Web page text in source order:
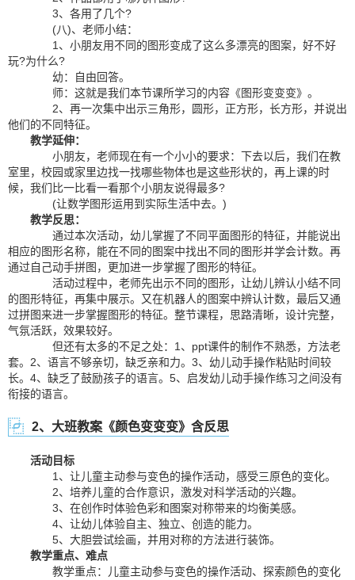
3、各用了几个?
(八)、老师小结：
1、小朋友用不同的图形变成了这么多漂亮的图案，好不好
玩?为什么?
幼：自由回答。
师：这就是我们本节课所学习的内容《图形变变变》。
2、再一次集中出示三角形，圆形，正方形，长方形，并说出
他们的不同特征。
教学延伸：
小朋友，老师现在有一个小小的要求：下去以后，我们在教
室里，校园或家里边找一找哪些物体也是这些形状的，再上课的时
候，我们比一比看一看那个小朋友说得最多?
(让数学图形运用到实际生活中去。)
教学反思：
通过本次活动，幼儿掌握了不同平面图形的特征，并能说出
相应的图形名称，能在不同的图案中找出不同的图形并学会计数。再
通过自己动手拼图，更加进一步掌握了图形的特征。
活动过程中，老师先出示不同的图形，让幼儿辨认小结不同
的图形特征，再集中展示。又在机器人的图案中辨认计数，最后又通
过拼图来进一步掌握图形的特征。整节课程，思路清晰，设计完整，
气氛活跃，效果较好。
但还有太多的不足之处：1、ppt课件的制作不熟悉，方法老
套。2、语言不够亲切，缺乏亲和力。3、幼儿动手操作粘贴时间较
长。4、缺乏了鼓励孩子的语言。5、启发幼儿动手操作练习之间没有
衔接的语言。
2、大班教案《颜色变变变》含反思
活动目标
1、让儿童主动参与变色的操作活动，感受三原色的变化。
2、培养儿童的合作意识，激发对科学活动的兴趣。
3、在创作时体验色彩和图案对称带来的均衡美感。
4、让幼儿体验自主、独立、创造的能力。
5、大胆尝试绘画，并用对称的方法进行装饰。
教学重点、难点
教学重点：儿童主动参与变色的操作活动、探索颜色的变化